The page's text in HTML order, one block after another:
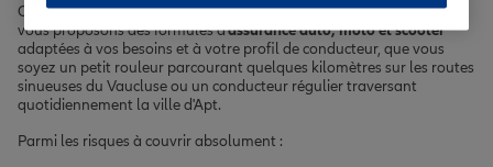
Circuler à Apt et dans le Luberon nécessite d'être bien assuré. Nous
vous proposons des formules d'assurance auto, moto et scooter
adaptées à vos besoins et à votre profil de conducteur, que vous
soyez un petit rouleur parcourant quelques kilomètres sur les routes
sinueuses du Vaucluse ou un conducteur régulier traversant
quotidiennement la ville d'Apt.
Parmi les risques à couvrir absolument :